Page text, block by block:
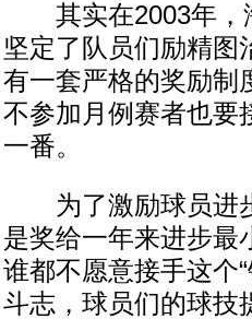
其实在2003年，
坚定了队员们励精图
有一套严格的奖励制
不参加月例赛者也要
一番。
为了激励球员进步
是奖给一年来进步最
谁都不愿意接手这个
斗志，球员们的球技